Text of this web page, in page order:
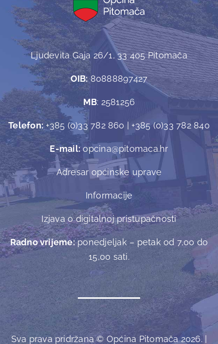
Ljudevita Gaja 26/1, 33 405 Pitomača
OIB:80888897427
MB: 2581256
Telefon:+385 (0)33 782 860 | +385 (0)33 782 840
E-mail:opcina@pitomaca.hr
Adresar općinske uprave
Informacije
Izjava o digitalnoj pristupačnosti
Radno vrijeme:ponedjeljak – petak od 7,00 do
15,00 sati.
Sva prava pridržana © Općina Pitomača 2026. |